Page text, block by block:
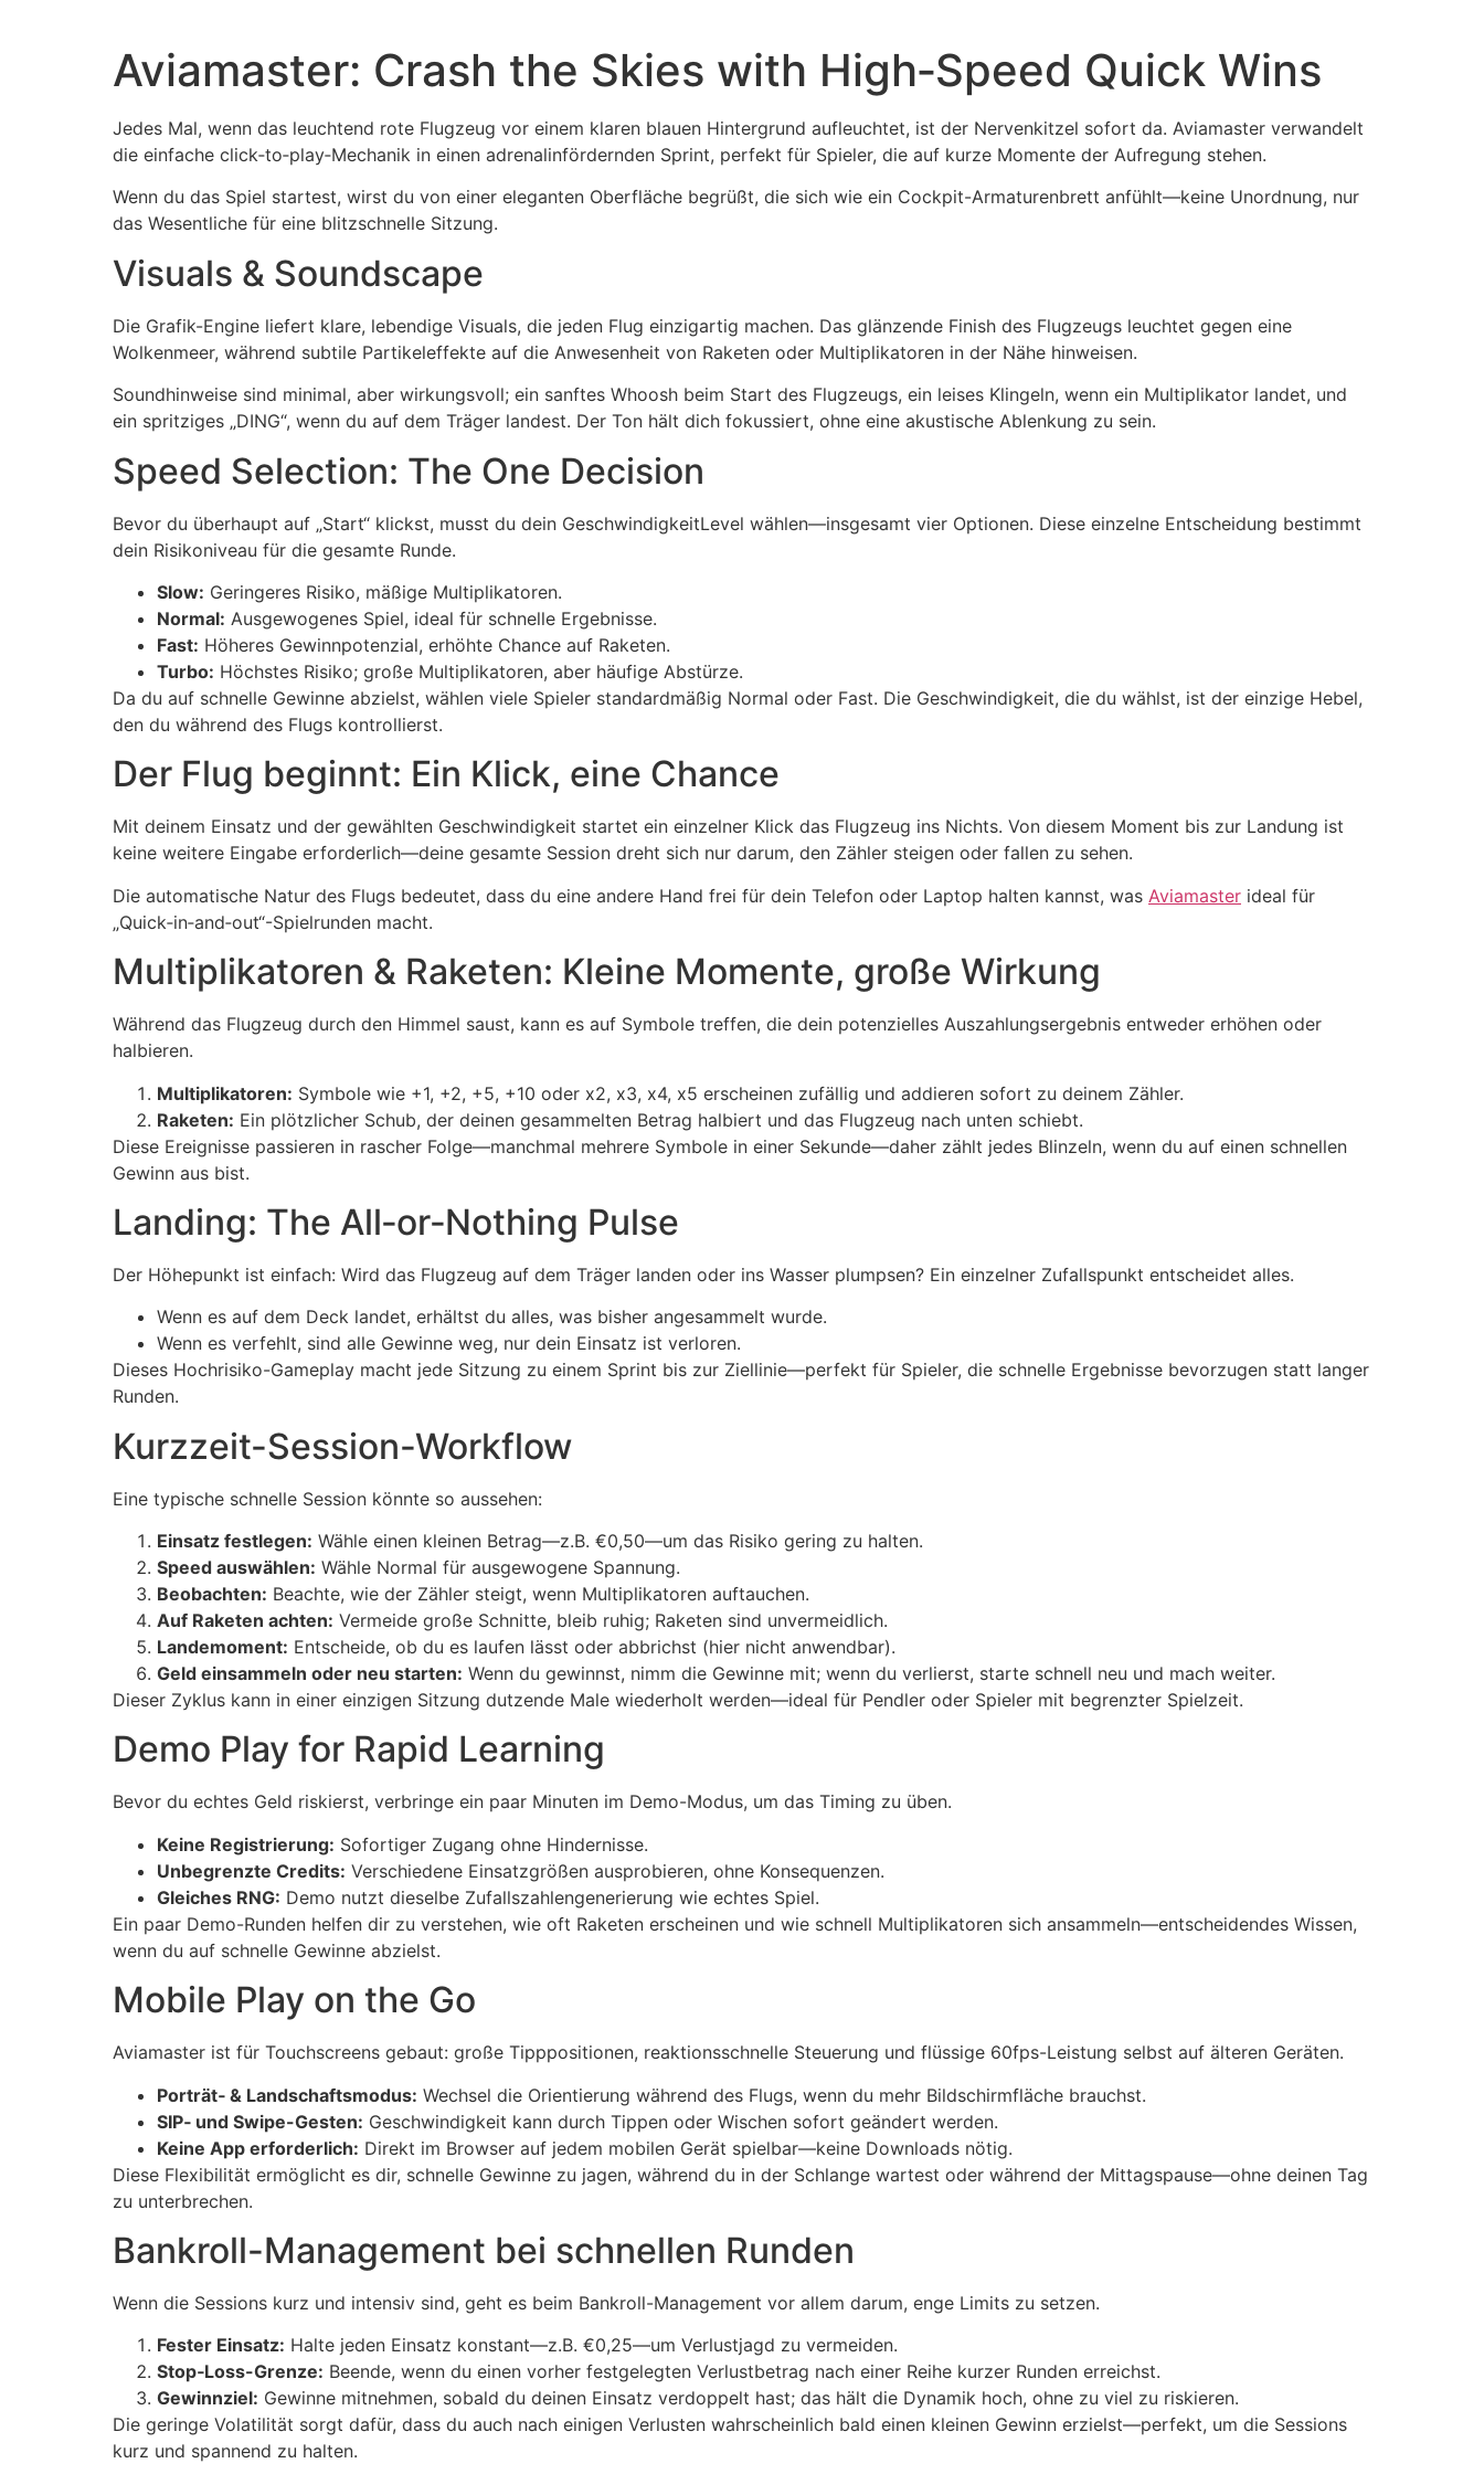
Aviamaster: Crash the Skies with High‑Speed Quick Wins
Jedes Mal, wenn das leuchtend rote Flugzeug vor einem klaren blauen Hintergrund aufleuchtet, ist der Nervenkitzel sofort da. Aviamaster verwandelt
die einfache click‑to‑play‑Mechanik in einen adrenalinfördernden Sprint, perfekt für Spieler, die auf kurze Momente der Aufregung stehen.
Wenn du das Spiel startest, wirst du von einer eleganten Oberfläche begrüßt, die sich wie ein Cockpit-Armaturenbrett anfühlt—keine Unordnung, nur
das Wesentliche für eine blitzschnelle Sitzung.
Visuals & Soundscape
Die Grafik-Engine liefert klare, lebendige Visuals, die jeden Flug einzigartig machen. Das glänzende Finish des Flugzeugs leuchtet gegen eine
Wolkenmeer, während subtile Partikeleffekte auf die Anwesenheit von Raketen oder Multiplikatoren in der Nähe hinweisen.
Soundhinweise sind minimal, aber wirkungsvoll; ein sanftes Whoosh beim Start des Flugzeugs, ein leises Klingeln, wenn ein Multiplikator landet, und
ein spritziges „DING“, wenn du auf dem Träger landest. Der Ton hält dich fokussiert, ohne eine akustische Ablenkung zu sein.
Speed Selection: The One Decision
Bevor du überhaupt auf „Start“ klickst, musst du dein GeschwindigkeitLevel wählen—insgesamt vier Optionen. Diese einzelne Entscheidung bestimmt
dein Risikoniveau für die gesamte Runde.
Slow: Geringeres Risiko, mäßige Multiplikatoren.
Normal: Ausgewogenes Spiel, ideal für schnelle Ergebnisse.
Fast: Höheres Gewinnpotenzial, erhöhte Chance auf Raketen.
Turbo: Höchstes Risiko; große Multiplikatoren, aber häufige Abstürze.
Da du auf schnelle Gewinne abzielst, wählen viele Spieler standardmäßig Normal oder Fast. Die Geschwindigkeit, die du wählst, ist der einzige Hebel,
den du während des Flugs kontrollierst.
Der Flug beginnt: Ein Klick, eine Chance
Mit deinem Einsatz und der gewählten Geschwindigkeit startet ein einzelner Klick das Flugzeug ins Nichts. Von diesem Moment bis zur Landung ist
keine weitere Eingabe erforderlich—deine gesamte Session dreht sich nur darum, den Zähler steigen oder fallen zu sehen.
Die automatische Natur des Flugs bedeutet, dass du eine andere Hand frei für dein Telefon oder Laptop halten kannst, was Aviamaster ideal für
„Quick‑in‑and‑out“-Spielrunden macht.
Multiplikatoren & Raketen: Kleine Momente, große Wirkung
Während das Flugzeug durch den Himmel saust, kann es auf Symbole treffen, die dein potenzielles Auszahlungsergebnis entweder erhöhen oder
halbieren.
Multiplikatoren: Symbole wie +1, +2, +5, +10 oder x2, x3, x4, x5 erscheinen zufällig und addieren sofort zu deinem Zähler.
Raketen: Ein plötzlicher Schub, der deinen gesammelten Betrag halbiert und das Flugzeug nach unten schiebt.
Diese Ereignisse passieren in rascher Folge—manchmal mehrere Symbole in einer Sekunde—daher zählt jedes Blinzeln, wenn du auf einen schnellen
Gewinn aus bist.
Landing: The All‑or‑Nothing Pulse
Der Höhepunkt ist einfach: Wird das Flugzeug auf dem Träger landen oder ins Wasser plumpsen? Ein einzelner Zufallspunkt entscheidet alles.
Wenn es auf dem Deck landet, erhältst du alles, was bisher angesammelt wurde.
Wenn es verfehlt, sind alle Gewinne weg, nur dein Einsatz ist verloren.
Dieses Hochrisiko-Gameplay macht jede Sitzung zu einem Sprint bis zur Ziellinie—perfekt für Spieler, die schnelle Ergebnisse bevorzugen statt langer
Runden.
Kurzzeit-Session-Workflow
Eine typische schnelle Session könnte so aussehen:
Einsatz festlegen: Wähle einen kleinen Betrag—z.B. €0,50—um das Risiko gering zu halten.
Speed auswählen: Wähle Normal für ausgewogene Spannung.
Beobachten: Beachte, wie der Zähler steigt, wenn Multiplikatoren auftauchen.
Auf Raketen achten: Vermeide große Schnitte, bleib ruhig; Raketen sind unvermeidlich.
Landemoment: Entscheide, ob du es laufen lässt oder abbrichst (hier nicht anwendbar).
Geld einsammeln oder neu starten: Wenn du gewinnst, nimm die Gewinne mit; wenn du verlierst, starte schnell neu und mach weiter.
Dieser Zyklus kann in einer einzigen Sitzung dutzende Male wiederholt werden—ideal für Pendler oder Spieler mit begrenzter Spielzeit.
Demo Play for Rapid Learning
Bevor du echtes Geld riskierst, verbringe ein paar Minuten im Demo-Modus, um das Timing zu üben.
Keine Registrierung: Sofortiger Zugang ohne Hindernisse.
Unbegrenzte Credits: Verschiedene Einsatzgrößen ausprobieren, ohne Konsequenzen.
Gleiches RNG: Demo nutzt dieselbe Zufallszahlengenerierung wie echtes Spiel.
Ein paar Demo-Runden helfen dir zu verstehen, wie oft Raketen erscheinen und wie schnell Multiplikatoren sich ansammeln—entscheidendes Wissen,
wenn du auf schnelle Gewinne abzielst.
Mobile Play on the Go
Aviamaster ist für Touchscreens gebaut: große Tipppositionen, reaktionsschnelle Steuerung und flüssige 60fps-Leistung selbst auf älteren Geräten.
Porträt‑ & Landschaftsmodus: Wechsel die Orientierung während des Flugs, wenn du mehr Bildschirmfläche brauchst.
SIP‑ und Swipe-Gesten: Geschwindigkeit kann durch Tippen oder Wischen sofort geändert werden.
Keine App erforderlich: Direkt im Browser auf jedem mobilen Gerät spielbar—keine Downloads nötig.
Diese Flexibilität ermöglicht es dir, schnelle Gewinne zu jagen, während du in der Schlange wartest oder während der Mittagspause—ohne deinen Tag
zu unterbrechen.
Bankroll-Management bei schnellen Runden
Wenn die Sessions kurz und intensiv sind, geht es beim Bankroll-Management vor allem darum, enge Limits zu setzen.
Fester Einsatz: Halte jeden Einsatz konstant—z.B. €0,25—um Verlustjagd zu vermeiden.
Stop‑Loss-Grenze: Beende, wenn du einen vorher festgelegten Verlustbetrag nach einer Reihe kurzer Runden erreichst.
Gewinnziel: Gewinne mitnehmen, sobald du deinen Einsatz verdoppelt hast; das hält die Dynamik hoch, ohne zu viel zu riskieren.
Die geringe Volatilität sorgt dafür, dass du auch nach einigen Verlusten wahrscheinlich bald einen kleinen Gewinn erzielst—perfekt, um die Sessions
kurz und spannend zu halten.